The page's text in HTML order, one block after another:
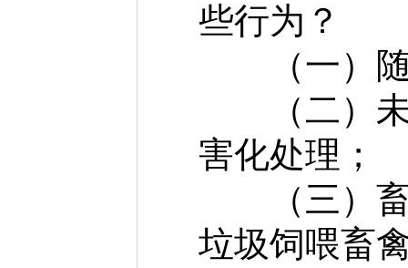
些行为？
（一）随
（二）未
害化处理；
（三）畜
垃圾饲喂畜